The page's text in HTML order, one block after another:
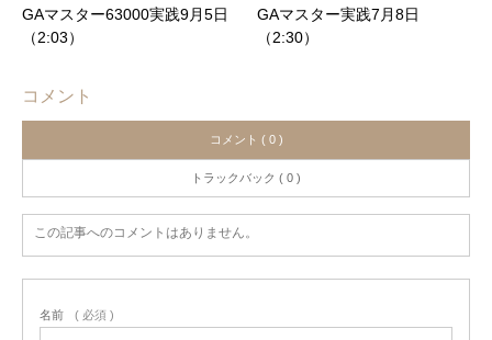
GAマスター63000実践9月5日
（2:03）
GAマスター実践7月8日
（2:30）
コメント
コメント ( 0 )
トラックバック ( 0 )
この記事へのコメントはありません。
名前 ( 必須 )